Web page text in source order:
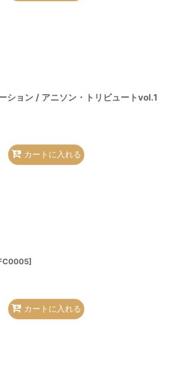
ション / アニソン・トリビュートvol.1
カートに入れる
]
カートに入れる